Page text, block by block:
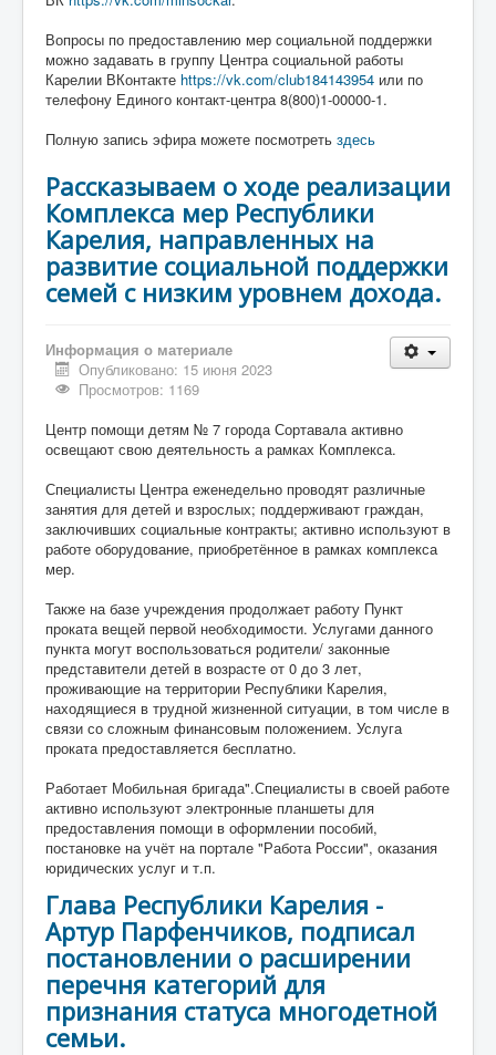
Вопросы по предоставлению мер социальной поддержки
можно задавать в группу Центра социальной работы
Карелии ВКонтакте https://vk.com/club184143954 или по
телефону Единого контакт-центра 8(800)1-00000-1.
Полную запись эфира можете посмотреть здесь
Рассказываем о ходе реализации
Комплекса мер Республики
Карелия, направленных на
развитие социальной поддержки
семей с низким уровнем дохода.
Информация о материале
Опубликовано: 15 июня 2023
Просмотров: 1169
Центр помощи детям № 7 города Сортавала активно
освещают свою деятельность а рамках Комплекса.
Специалисты Центра еженедельно проводят различные
занятия для детей и взрослых; поддерживают граждан,
заключивших социальные контракты; активно используют в
работе оборудование, приобретённое в рамках комплекса
мер.
Также на базе учреждения продолжает работу Пункт
проката вещей первой необходимости. Услугами данного
пункта могут воспользоваться родители/ законные
представители детей в возрасте от 0 до 3 лет,
проживающие на территории Республики Карелия,
находящиеся в трудной жизненной ситуации, в том числе в
связи со сложным финансовым положением. Услуга
проката предоставляется бесплатно.
Работает Мобильная бригада".Специалисты в своей работе
активно используют электронные планшеты для
предоставления помощи в оформлении пособий,
постановке на учёт на портале "Работа России", оказания
юридических услуг и т.п.
Глава Республики Карелия -
Артур Парфенчиков, подписал
постановлении о расширении
перечня категорий для
признания статуса многодетной
семьи.